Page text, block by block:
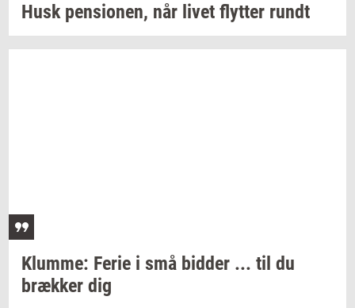
Husk pen­sio­nen, når livet flyt­ter rundt
Klum­me: Ferie i små bid­der ... til du
bræk­ker dig